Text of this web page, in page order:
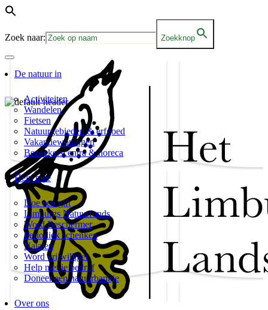
Zoek naar: Zoekknop
De natuur in
Activiteiten
Wandelen
Fietsen
Natuurgebieden & erfgoed
Vakantiewoningen
Bezoekerscentra & horeca
Help mee
Doe een gift
Limburgs Natuurfonds
Word Beschermer
Periodiek schenken
Nalaten
Word vrijwilliger
Help met je bedrijf
Doneer een natuurbankje
Over ons